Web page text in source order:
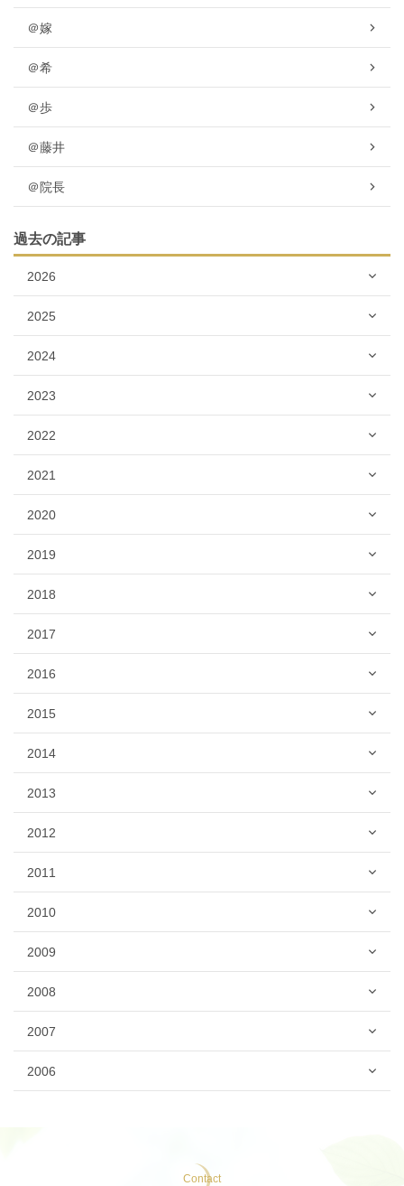
＠嫁
＠希
＠歩
＠藤井
＠院長
過去の記事
2026
2025
2024
2023
2022
2021
2020
2019
2018
2017
2016
2015
2014
2013
2012
2011
2010
2009
2008
2007
2006
Contact